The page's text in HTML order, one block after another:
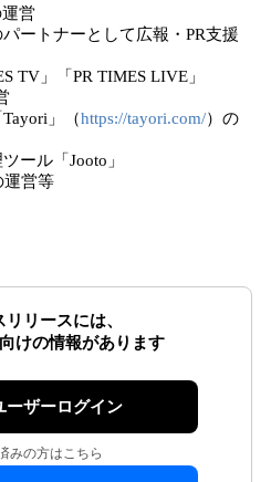
運営
ートナーとして広報・PR支援
TV」「PR TIMES LIVE」
」（https://tayori.com/）の
ール「Jooto」
運営等
リースには、
けの情報があります
ーザーログイン
みの方はこちら